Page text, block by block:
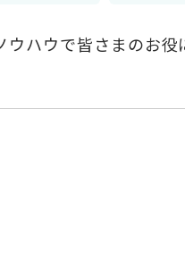
ウハウで皆さまのお